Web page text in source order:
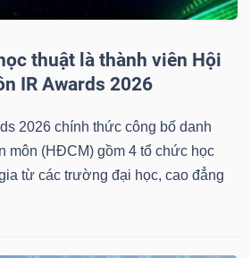
thuật là thành viên Hội
IR Awards 2026
2026 chính thức công bố danh
môn (HĐCM) gồm 4 tổ chức học
từ các trường đại học, cao đẳng